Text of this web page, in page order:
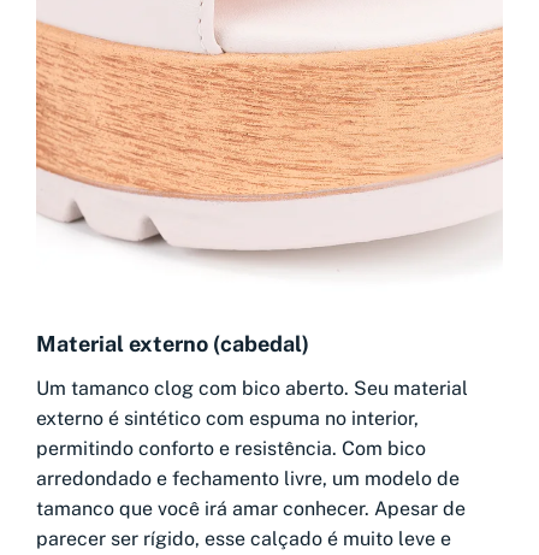
Material externo (cabedal)
Um tamanco clog com bico aberto. Seu material
externo é sintético com espuma no interior,
permitindo conforto e resistência. Com bico
arredondado e fechamento livre, um modelo de
tamanco que você irá amar conhecer. Apesar de
parecer ser rígido, esse calçado é muito leve e